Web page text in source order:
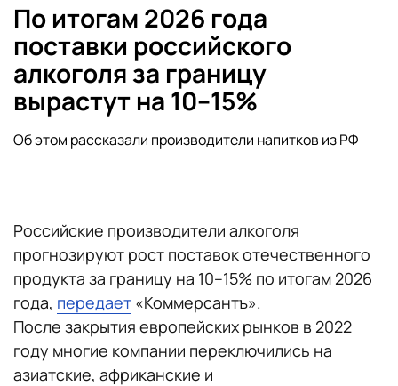
По итогам 2026 года
поставки российского
алкоголя за границу
вырастут на 10–15%
Об этом рассказали производители напитков из РФ
Российские производители алкоголя
прогнозируют рост поставок отечественного
продукта за границу на 10–15% по итогам 2026
года, передает «Коммерсантъ».
После закрытия европейских рынков в 2022
году многие компании переключились на
азиатские, африканские и